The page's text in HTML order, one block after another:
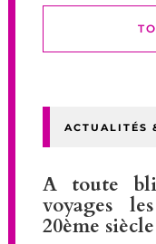
ACTUALITÉS
A toute
voyages
20ème siècle